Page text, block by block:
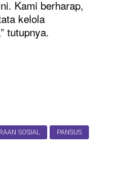
Kami berharap,
kelola
tutupnya.
SOSIAL PANSUS